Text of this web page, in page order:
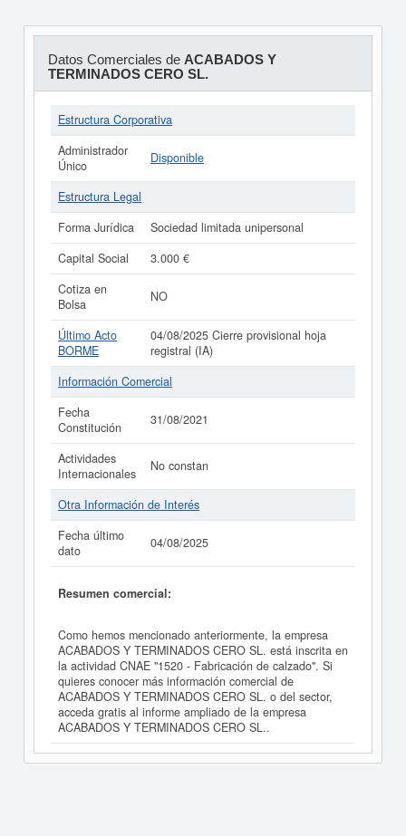
Datos Comerciales de ACABADOS Y
TERMINADOS CERO SL.
Estructura Corporativa
Administrador
Único
Disponible
Estructura Legal
Forma Jurídica
Sociedad limitada unipersonal
Capital Social
3.000 €
Cotiza en
Bolsa
NO
Último Acto
BORME
04/08/2025 Cierre provisional hoja
registral (IA)
Información Comercial
Fecha
Constitución
31/08/2021
Actividades
Internacionales
No constan
Otra Información de Interés
Fecha último
dato
04/08/2025
Resumen comercial:
Como hemos mencionado anteriormente, la empresa
ACABADOS Y TERMINADOS CERO SL. está inscrita en
la actividad CNAE "1520 - Fabricación de calzado". Si
quieres conocer más información comercial de
ACABADOS Y TERMINADOS CERO SL. o del sector,
acceda gratis al informe ampliado de la empresa
ACABADOS Y TERMINADOS CERO SL..